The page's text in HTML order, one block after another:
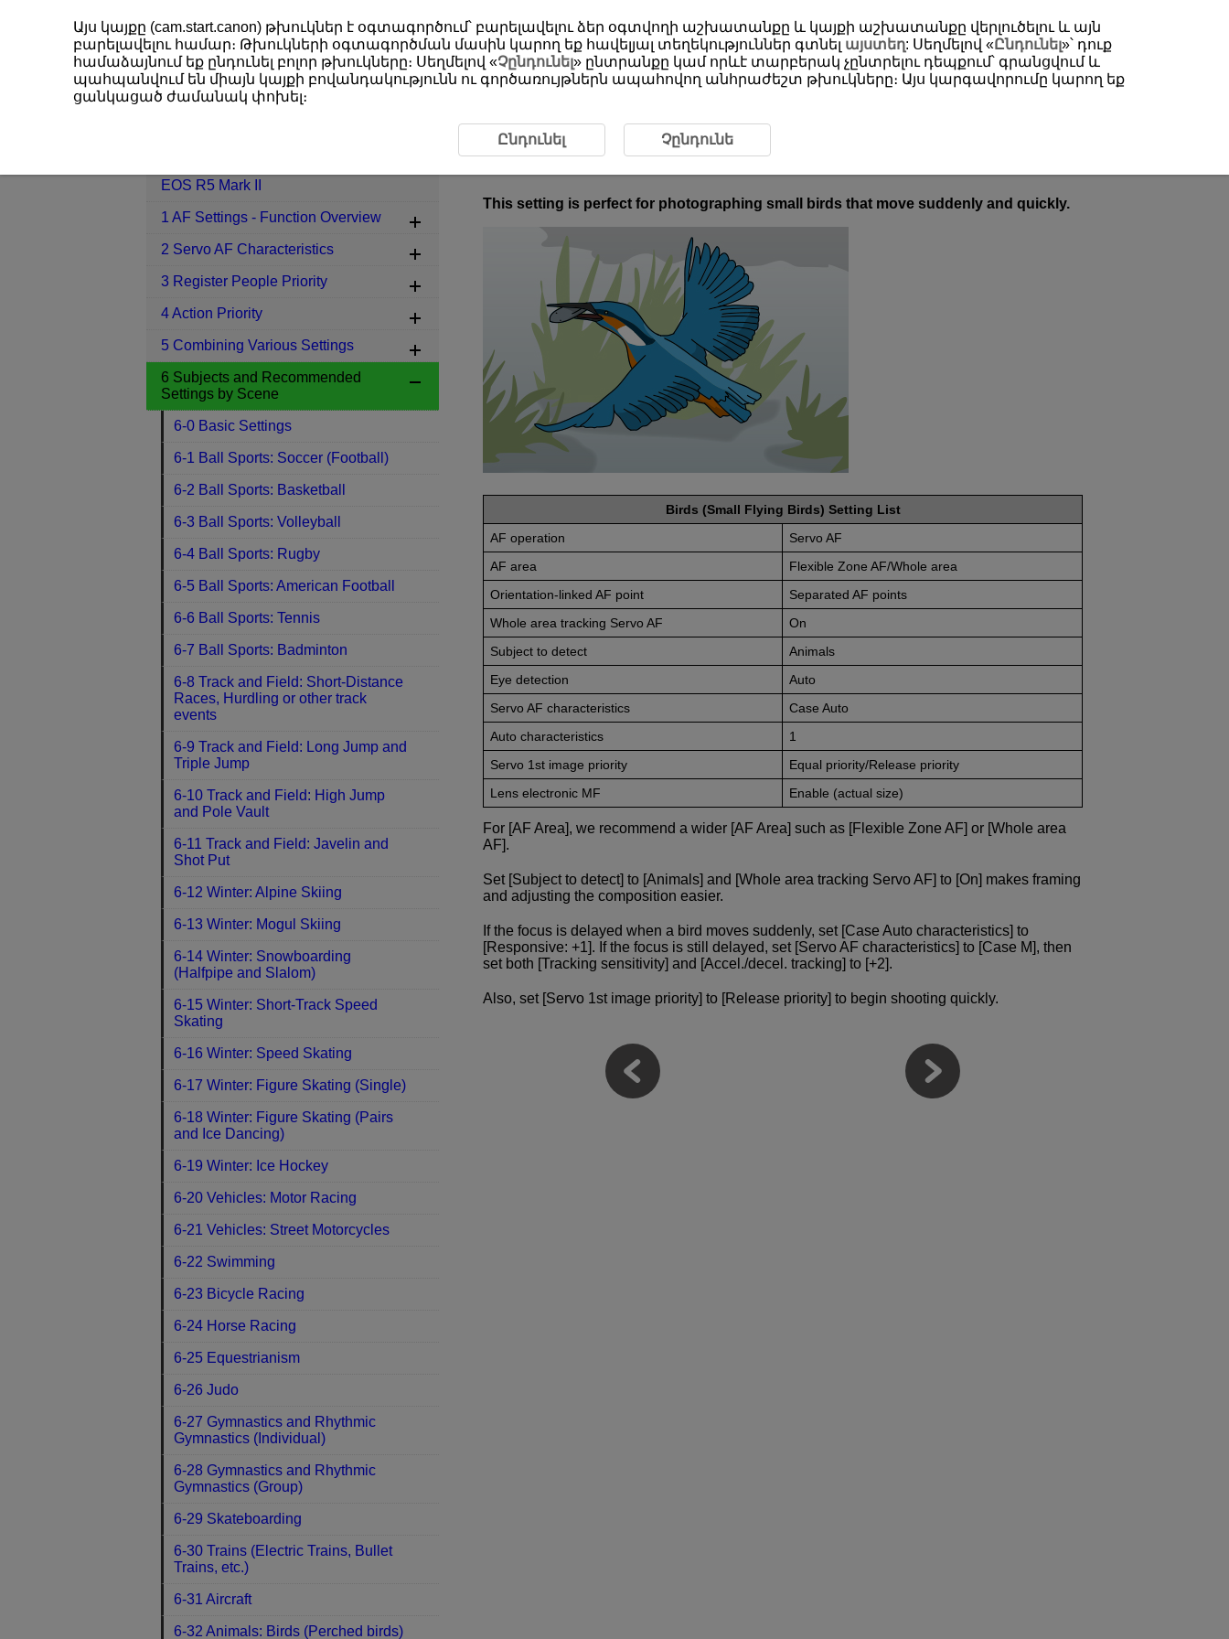
EOS R5 Mark II 6 Subjects and Recommended Settings by Scene 6-34 Animals: Birds (Small Birds Flying or Diving Into Water)
6-34 Animals: Birds (Small Birds Flying or Diving Into
Water)
This setting is perfect for photographing small birds that move suddenly and quickly.
Birds (Small Flying Birds) Setting List
AF operation
Servo AF
AF area
Flexible Zone AF/Whole area
Orientation-linked AF point
Separated AF points
Whole area tracking Servo AF
On
Subject to detect
Animals
Eye detection
Auto
Servo AF characteristics
Case Auto
Auto characteristics
1
Servo 1st image priority
Equal priority/Release priority
Lens electronic MF
Enable (actual size)
For [AF Area], we recommend a wider [AF Area] such as [Flexible Zone AF] or [Whole area
AF].
Set [Subject to detect] to [Animals] and [Whole area tracking Servo AF] to [On] makes framing
and adjusting the composition easier.
If the focus is delayed when a bird moves suddenly, set [Case Auto characteristics] to
[Responsive: +1]. If the focus is still delayed, set [Servo AF characteristics] to [Case M], then
set both [Tracking sensitivity] and [Accel./decel. tracking] to [+2].
Also, set [Servo 1st image priority] to [Release priority] to begin shooting quickly.
EOS R5 Mark II
1 AF Settings - Function Overview
2 Servo AF Characteristics
3 Register People Priority
4 Action Priority
5 Combining Various Settings
6 Subjects and Recommended
Settings by Scene
6-0 Basic Settings
6-1 Ball Sports: Soccer (Football)
6-2 Ball Sports: Basketball
6-3 Ball Sports: Volleyball
6-4 Ball Sports: Rugby
6-5 Ball Sports: American Football
6-6 Ball Sports: Tennis
6-7 Ball Sports: Badminton
6-8 Track and Field: Short-Distance
Races, Hurdling or other track
events
6-9 Track and Field: Long Jump and
Triple Jump
6-10 Track and Field: High Jump
and Pole Vault
6-11 Track and Field: Javelin and
Shot Put
6-12 Winter: Alpine Skiing
6-13 Winter: Mogul Skiing
6-14 Winter: Snowboarding
(Halfpipe and Slalom)
6-15 Winter: Short-Track Speed
Skating
6-16 Winter: Speed Skating
6-17 Winter: Figure Skating (Single)
6-18 Winter: Figure Skating (Pairs
and Ice Dancing)
6-19 Winter: Ice Hockey
6-20 Vehicles: Motor Racing
6-21 Vehicles: Street Motorcycles
6-22 Swimming
6-23 Bicycle Racing
6-24 Horse Racing
6-25 Equestrianism
6-26 Judo
6-27 Gymnastics and Rhythmic
Gymnastics (Individual)
6-28 Gymnastics and Rhythmic
Gymnastics (Group)
6-29 Skateboarding
6-30 Trains (Electric Trains, Bullet
Trains, etc.)
6-31 Aircraft
6-32 Animals: Birds (Perched birds)
Այս կայքը (cam.start.canon) թխուկներ է օգտագործում՝ բարելավելու ձեր օգտվողի աշխատանքը և կայքի աշխատանքը վերլուծելու և այն
բարելավելու համար։ Թխուկների օգտագործման մասին կարող եք հավելյալ տեղեկություններ գտնել այստեղ: Սեղմելով «Ընդունել»՝ դուք
համաձայնում եք ընդունել բոլոր թխուկները։ Սեղմելով «Չընդունել» ընտրանքը կամ որևէ տարբերակ չընտրելու դեպքում՝ գրանցվում և
պահպանվում են միայն կայքի բովանդակությունն ու գործառույթներն ապահովող անհրաժեշտ թխուկները։ Այս կարգավորումը կարող եք
ցանկացած ժամանակ փոխել։
Ընդունել Չընդունե